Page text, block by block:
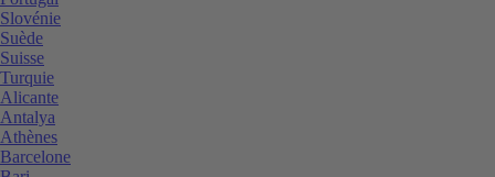
Slovénie
Suède
Suisse
Turquie
Alicante
Antalya
Athènes
Barcelone